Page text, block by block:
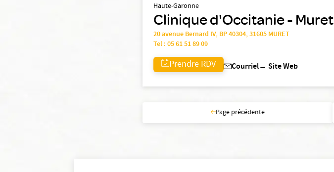
Haute-Garonne
Clinique d'Occitanie - Muret
20 avenue Bernard IV, BP 40304, 31605 MURET
Tel :05 61 51 89 09
Prendre RDV Courriel→ Site Web
Page précédente